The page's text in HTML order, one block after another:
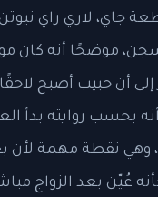
جاي، لاري راي
موضحًا أنه كان
أن حبيب أصبح
بحسب روايته بدأ
وهي نقطة مهمة لأن
عُيّن بعد الزواج